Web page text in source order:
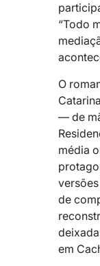
“Todo
O
— de
média
de
em